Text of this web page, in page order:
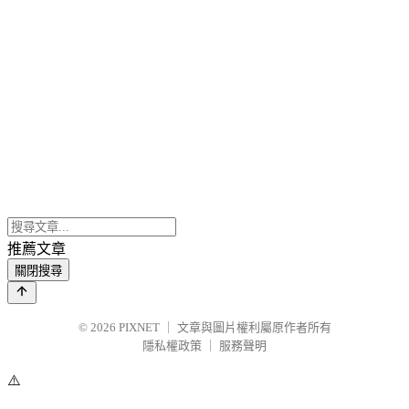
推薦文章
關閉搜尋
© 2026 PIXNET
文章與圖片權利屬原作者所有
隱私權政策
服務聲明
⚠️